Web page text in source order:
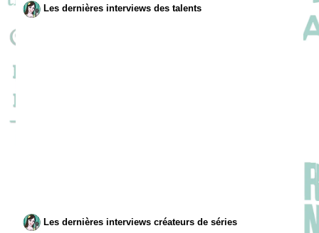
Les dernières interviews des talents
Les dernières interviews créateurs de séries